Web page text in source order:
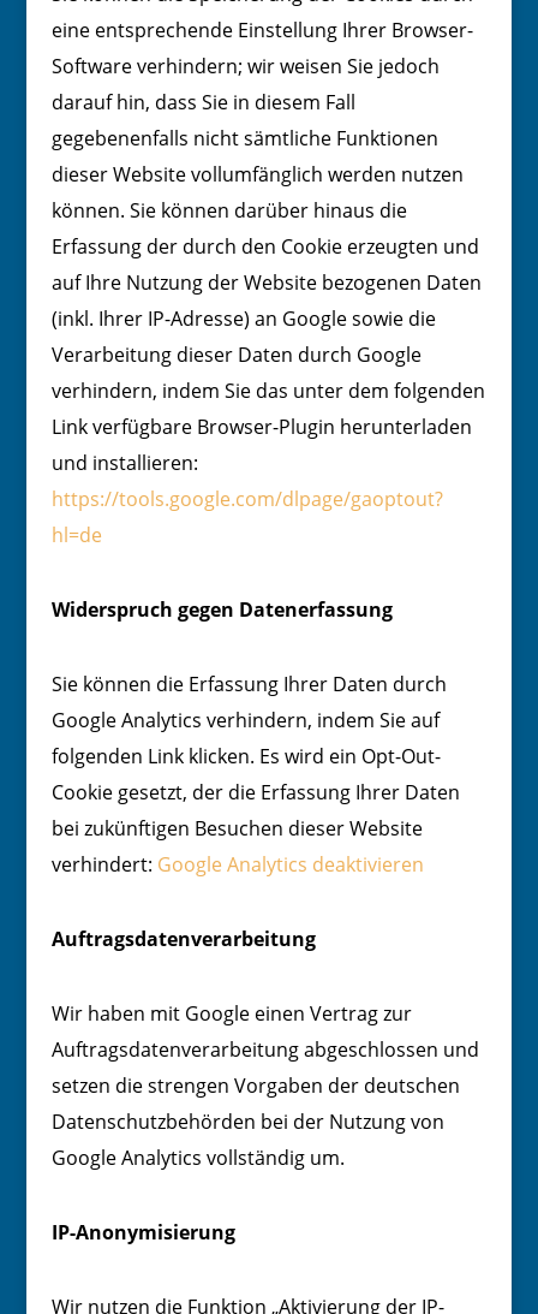
eine entsprechende Einstellung Ihrer Browser-
Software verhindern; wir weisen Sie jedoch
darauf hin, dass Sie in diesem Fall
gegebenenfalls nicht sämtliche Funktionen
dieser Website vollumfänglich werden nutzen
können. Sie können darüber hinaus die
Erfassung der durch den Cookie erzeugten und
auf Ihre Nutzung der Website bezogenen Daten
(inkl. Ihrer IP-Adresse) an Google sowie die
Verarbeitung dieser Daten durch Google
verhindern, indem Sie das unter dem folgenden
Link verfügbare Browser-Plugin herunterladen
und installieren:
https://tools.google.com/dlpage/gaoptout?
hl=de
Widerspruch gegen Datenerfassung
Sie können die Erfassung Ihrer Daten durch
Google Analytics verhindern, indem Sie auf
folgenden Link klicken. Es wird ein Opt-Out-
Cookie gesetzt, der die Erfassung Ihrer Daten
bei zukünftigen Besuchen dieser Website
verhindert: Google Analytics deaktivieren
Auftragsdatenverarbeitung
Wir haben mit Google einen Vertrag zur
Auftragsdatenverarbeitung abgeschlossen und
setzen die strengen Vorgaben der deutschen
Datenschutzbehörden bei der Nutzung von
Google Analytics vollständig um.
IP-Anonymisierung
Wir nutzen die Funktion „Aktivierung der IP-